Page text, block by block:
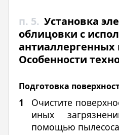
п. 5. Установка
облицовки с
Особенности
Подготовка
Очистите
иных
помощью